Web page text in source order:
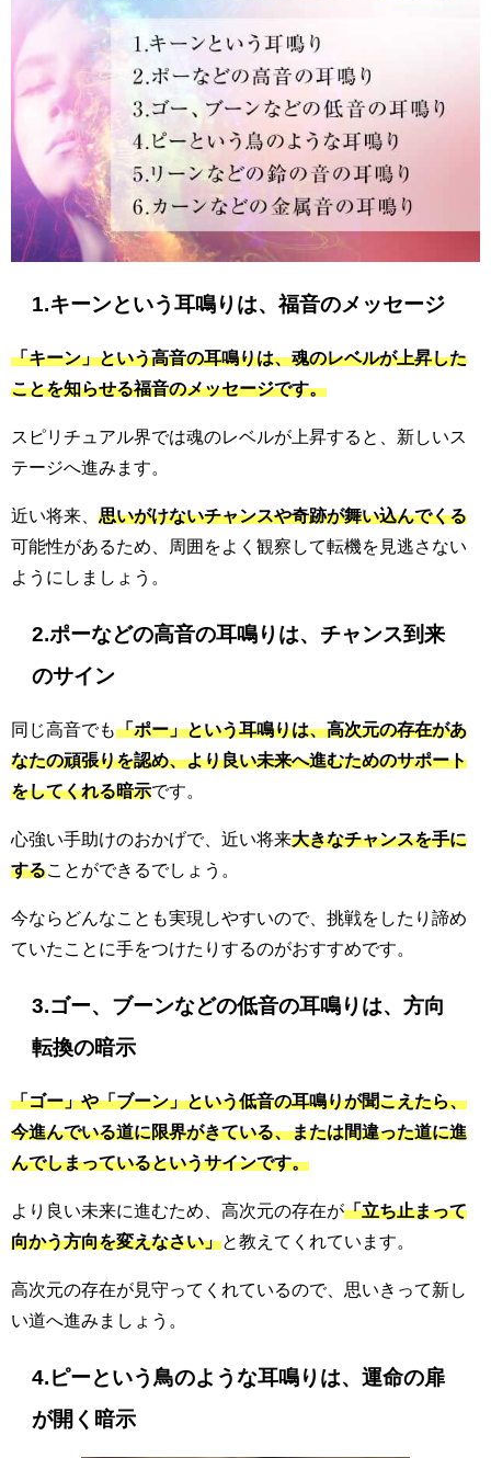
1.キーンという耳鳴りは、福音のメッセージ
「キーン」という高音の耳鳴りは、魂のレベルが上昇した
ことを知らせる福音のメッセージです。
スピリチュアル界では魂のレベルが上昇すると、新しいス
テージへ進みます。
近い将来、 思いがけないチャンスや奇跡が舞い込んでくる
可能性があるため、周囲をよく観察して転機を見逃さない
ようにしましょう。
2.ポーなどの高音の耳鳴りは、チャンス到来
のサイン
同じ高音でも「ポー」という耳鳴りは、高次元の存在があ
なたの頑張りを認め、より良い未来へ進むためのサポート
をしてくれる暗示です。
心強い手助けのおかげで、近い将来大きなチャンスを手に
する ことができるでしょう。
今ならどんなことも実現しやすいので、挑戦をしたり諦め
ていたことに手をつけたりするのがおすすめです。
3.ゴー、ブーンなどの低音の耳鳴りは、方向
転換の暗示
「ゴー」や「ブーン」という低音の耳鳴りが聞こえたら、
今進んでいる道に限界がきている、または間違った道に進
んでしまっているというサインです。
より良い未来に進むため、高次元の存在が「立ち止まって
向かう方向を変えなさい」と教えてくれています。
高次元の存在が見守ってくれているので、思いきって新し
い道へ進みましょう。
4.ピーという鳥のような耳鳴りは、運命の扉
が開く暗示